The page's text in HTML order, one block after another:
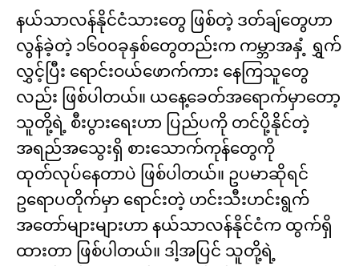
နယ်သာလန်နိုင်ငံသားတွေ ဖြစ်တဲ့ ဒတ်ချ်တွေဟာ
လွန်ခဲ့တဲ့ ၁၆၀၀ခုနှစ်တွေတည်းက ကမ္ဘာအနှံ့ ရွှက်
လွှင့်ပြီး ရောင်းဝယ်ဖောက်ကား နေကြသူတွေ
လည်း ဖြစ်ပါတယ်။ ယနေ့ခေတ်အရောက်မှာတော့
သူတို့ရဲ့ စီးပွားရေးဟာ ပြည်ပကို တင်ပို့နိုင်တဲ့
အရည်အသွေးရှိ စားသောက်ကုန်တွေကို
ထုတ်လုပ်နေတာပဲ ဖြစ်ပါတယ်။ ဥပမာဆိုရင်
ဥရောပတိုက်မှာ ရောင်းတဲ့ ဟင်းသီးဟင်းရွက်
အတော်များများဟာ နယ်သာလန်နိုင်ငံက ထွက်ရှိ
ထားတာ ဖြစ်ပါတယ်။ ဒါ့အပြင် သူတို့ရဲ့